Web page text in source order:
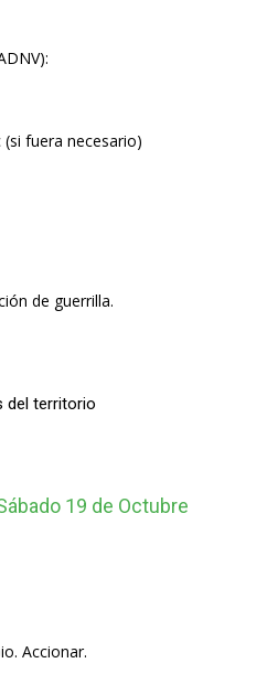
fuera necesario)
de guerrilla.
del territorio
19 de Octubre
Accionar.